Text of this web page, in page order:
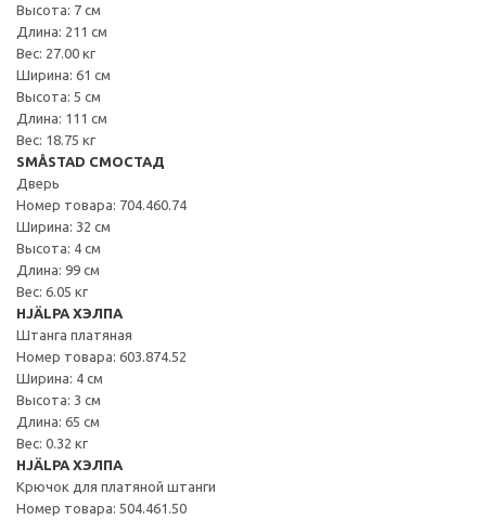
Высота: 7 см
Длина: 211 см
Вес: 27.00 кг
Ширина: 61 см
Высота: 5 см
Длина: 111 см
Вес: 18.75 кг
SMÅSTAD СМОСТАД
Дверь
Номер товара: 704.460.74
Ширина: 32 см
Высота: 4 см
Длина: 99 см
Вес: 6.05 кг
HJÄLPA ХЭЛПА
Штанга платяная
Номер товара: 603.874.52
Ширина: 4 см
Высота: 3 см
Длина: 65 см
Вес: 0.32 кг
HJÄLPA ХЭЛПА
Крючок для платяной штанги
Номер товара: 504.461.50